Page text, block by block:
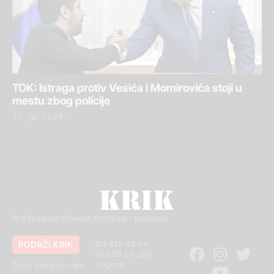
TOK: Istraga protiv Vesića i Momirovića stoji u
mestu zbog policije
30. jul 2026.
Mreža za istraživanje kriminala i korupcije
011 420 43 04
PODRŽI KRIK